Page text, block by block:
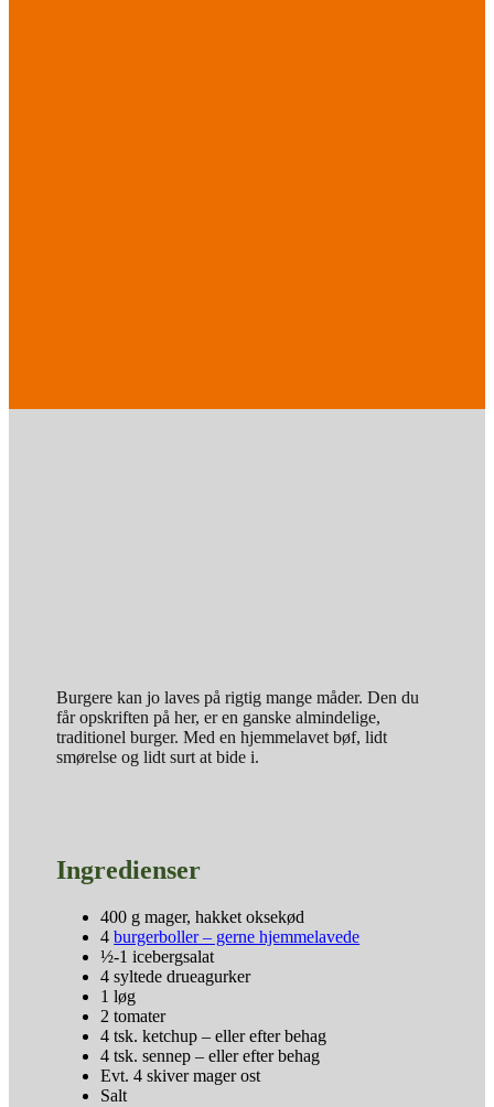
Burgere kan jo laves på rigtig mange måder. Den du
får opskriften på her, er en ganske almindelige,
traditionel burger. Med en hjemmelavet bøf, lidt
smørelse og lidt surt at bide i.
Ingredienser
400 g mager, hakket oksekød
4burgerboller – gerne hjemmelavede
½-1 icebergsalat
4 syltede drueagurker
1 løg
2 tomater
4 tsk. ketchup – eller efter behag
4 tsk. sennep – eller efter behag
Evt. 4 skiver mager ost
Salt